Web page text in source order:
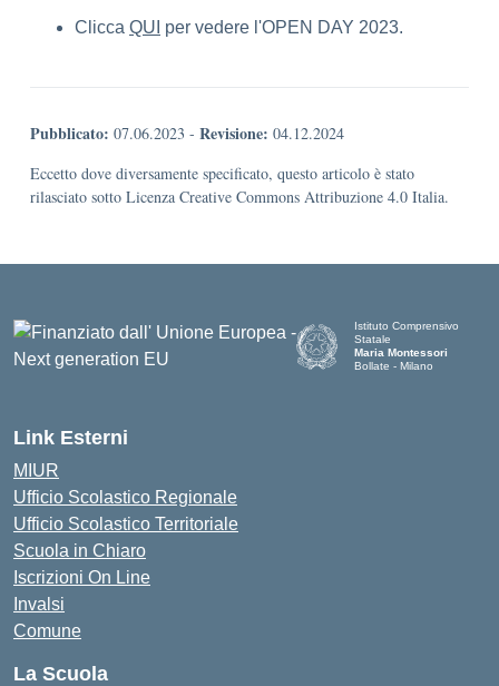
Clicca QUI per vedere l'OPEN DAY 2023.
Pubblicato: 07.06.2023 - Revisione: 04.12.2024
Eccetto dove diversamente specificato, questo articolo è stato
rilasciato sotto Licenza Creative Commons Attribuzione 4.0 Italia.
Istituto Comprensivo
Statale
Maria Montessori
Bollate - Milano
Link Esterni
MIUR
Ufficio Scolastico Regionale
Ufficio Scolastico Territoriale
Scuola in Chiaro
Iscrizioni On Line
Invalsi
Comune
La Scuola